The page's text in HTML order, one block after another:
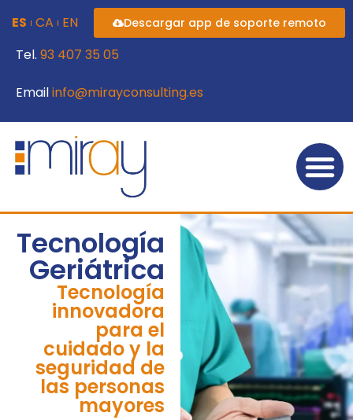
Tel. 93 407 35 05
Emailinfo@mirayconsulting.es
Descargar app de soporte remoto
ES CA EN
Tecnología
Geriátrica
Tecnología
innovadora
para el
cuidado y la
seguridad de
las personas
mayores